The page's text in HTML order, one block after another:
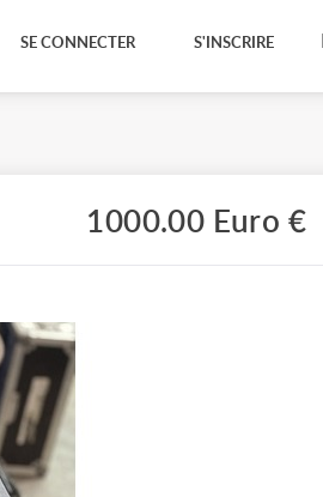
SE CONNECTER S'INSCRIRE
1000.00 Euro €